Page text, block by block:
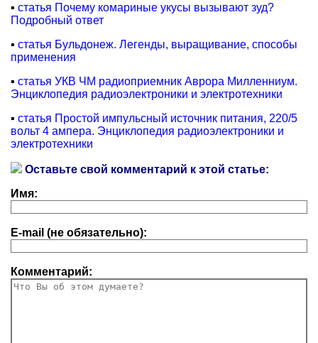
▪ статья Почему комариные укусы вызывают зуд?
Подробный ответ
▪ статья Бульдонеж. Легенды, выращивание, способы
применения
▪ статья УКВ ЧМ радиоприемник Аврора Милленниум.
Энциклопедия радиоэлектроники и электротехники
▪ статья Простой импульсный источник питания, 220/5
вольт 4 ампера. Энциклопедия радиоэлектроники и
электротехники
Оставьте свой комментарий к этой статье:
Имя:
E-mail (не обязательно):
Комментарий: